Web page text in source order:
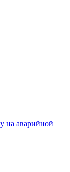
на аварийной